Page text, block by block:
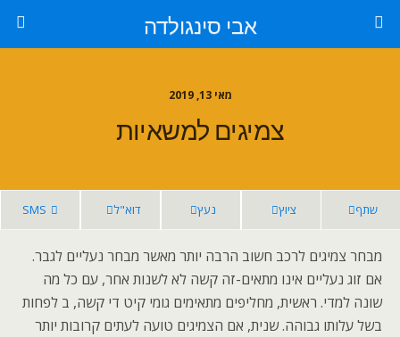
אבי סינגולדה
מאי 13, 2019
צמיגים למשאיות
שתף ציוץ נעץ דוא"ל SMS
מבחר צמיגים לרכב חשוב הרבה יותר מאשר מבחר נעליים לגבר.
אם זוג נעליים אינו מתאים-זה קשה לא לשנות אחר, עם כל מה
שונה למדי. ראשית, מחליפים מתאימים גומי קיט די קשה, ב לפחות
בשל עלותו גבוהה. שנית, אם הצמיגים טועה לעתים קרובות יותר